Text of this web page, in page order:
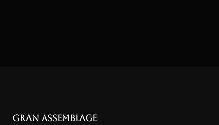
Gran Assemblage